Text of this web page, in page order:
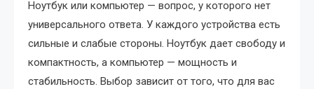
Ноутбук или компьютер — вопрос, у которого нет
универсального ответа. У каждого устройства есть
сильные и слабые стороны. Ноутбук дает свободу и
компактность, а компьютер — мощность и
стабильность. Выбор зависит от того, что для вас